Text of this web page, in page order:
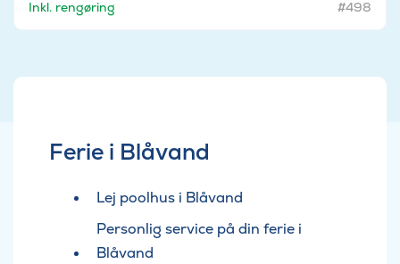
Inkl. rengøring #498
Ferie i Blåvand
Lej poolhus i Blåvand
Personlig service på din ferie i
Blåvand